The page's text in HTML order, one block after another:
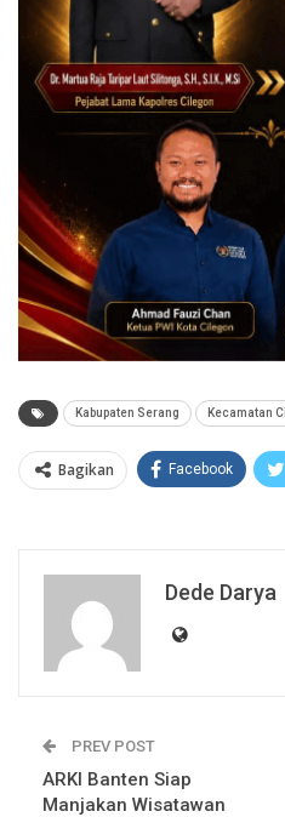
Kabupaten Serang Kecamatan
Bagikan Facebook
Dede Darya
PREV POST
ARKI Banten Siap
Manjakan Wisatawan